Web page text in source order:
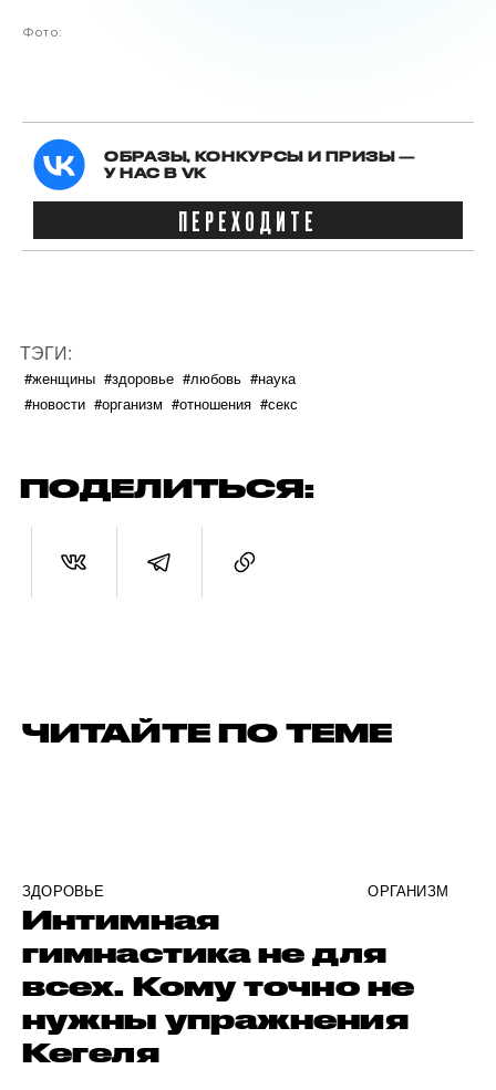
Фото:
ОБРАЗЫ, КОНКУРСЫ И ПРИЗЫ —
У НАС В VK
ПЕРЕХОДИТЕ
ТЭГИ:
#женщины #здоровье #любовь #наука
#новости #организм #отношения #секс
ПОДЕЛИТЬСЯ:
ЧИТАЙТЕ ПО ТЕМЕ
ЗДОРОВЬЕ ОРГАНИЗМ
Интимная
гимнастика не для
всех. Кому точно не
нужны упражнения
Кегеля